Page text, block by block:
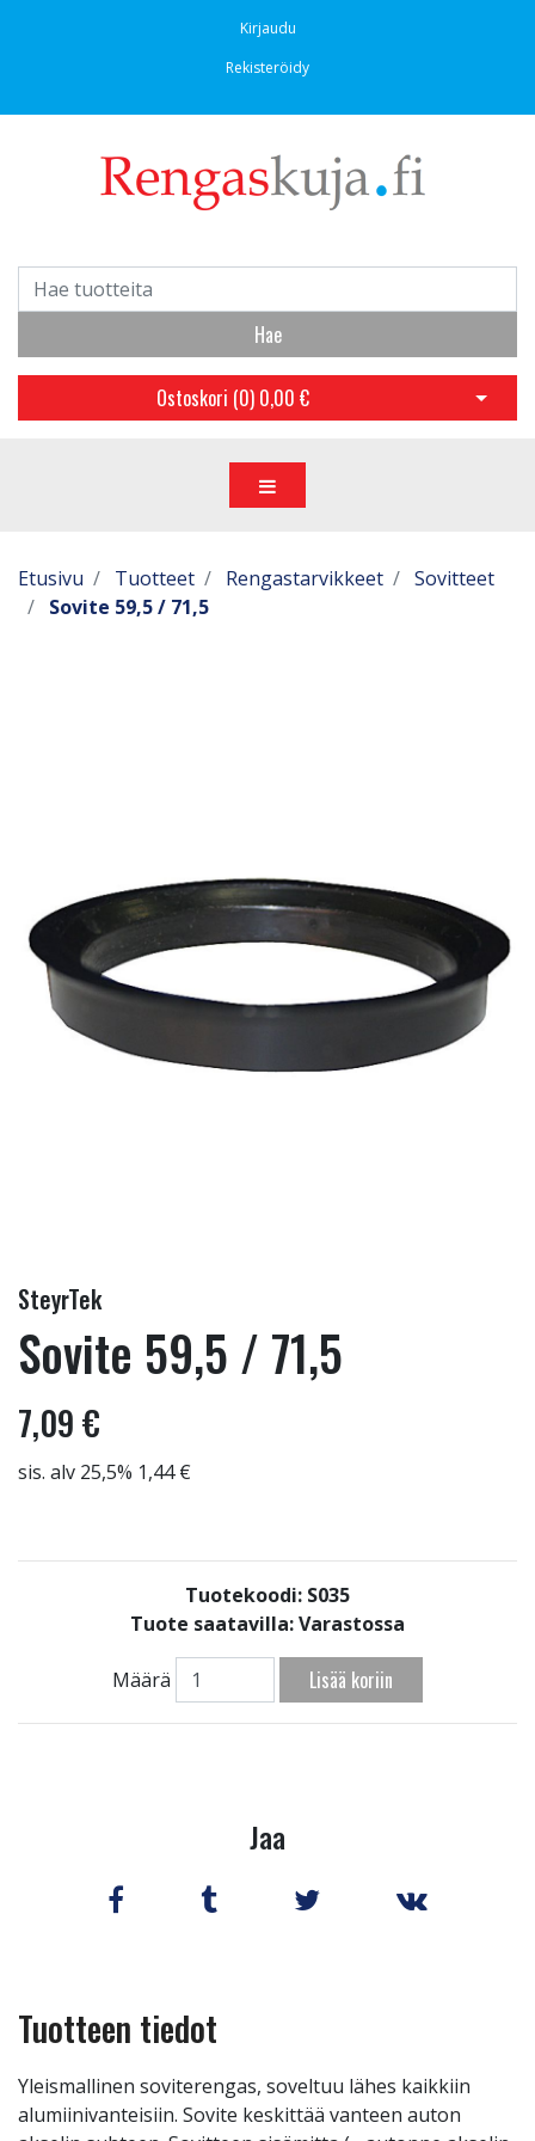
Kirjaudu
Rekisteröidy
Hae
Ostoskori (0) 0,00 € Avaa
Etusivu Tuotteet Rengastarvikkeet
Sovitteet
Sovite 59,5 / 71,5
SteyrTek
Sovite 59,5 / 71,5
7,09 €
sis. alv 25,5% 1,44 €
Tuotekoodi: S035
Tuote saatavilla:Varastossa
Määrä Lisää koriin
Jaa
Tuotteen tiedot
Yleismallinen soviterengas, soveltuu lähes kaikkiin
alumiinivanteisiin. Sovite keskittää vanteen auton